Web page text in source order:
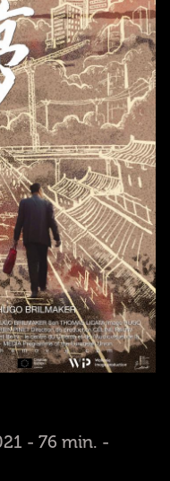
- 76 min. -